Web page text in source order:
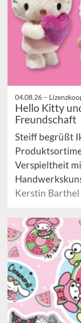
04.08.26 –
Hello Kitty
Freundschaft
Steiff begrüßt
Verspieltheit
Kerstin Barthel